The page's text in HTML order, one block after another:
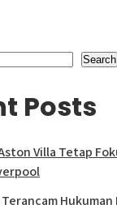
Search
Posts
Villa Tetap
Hukuman